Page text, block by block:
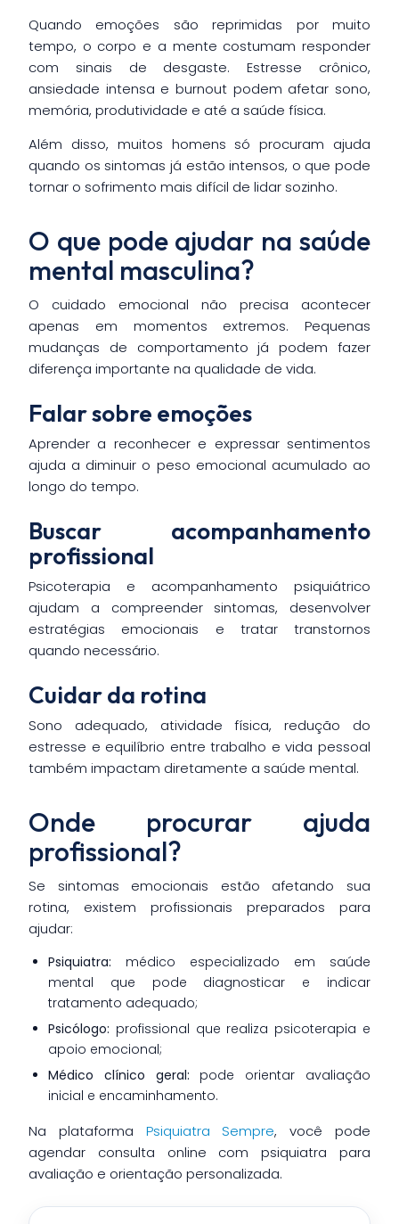
Quando emoções são reprimidas por muito
tempo, o corpo e a mente costumam responder
com sinais de desgaste. Estresse crônico,
ansiedade intensa e burnout podem afetar sono,
memória, produtividade e até a saúde física.
Além disso, muitos homens só procuram ajuda
quando os sintomas já estão intensos, o que pode
tornar o sofrimento mais difícil de lidar sozinho.
O que pode ajudar na saúde
mental masculina?
O cuidado emocional não precisa acontecer
apenas em momentos extremos. Pequenas
mudanças de comportamento já podem fazer
diferença importante na qualidade de vida.
Falar sobre emoções
Aprender a reconhecer e expressar sentimentos
ajuda a diminuir o peso emocional acumulado ao
longo do tempo.
Buscar acompanhamento
profissional
Psicoterapia e acompanhamento psiquiátrico
ajudam a compreender sintomas, desenvolver
estratégias emocionais e tratar transtornos
quando necessário.
Cuidar da rotina
Sono adequado, atividade física, redução do
estresse e equilíbrio entre trabalho e vida pessoal
também impactam diretamente a saúde mental.
Onde procurar ajuda
profissional?
Se sintomas emocionais estão afetando sua
rotina, existem profissionais preparados para
ajudar:
Psiquiatra: médico especializado em saúde
mental que pode diagnosticar e indicar
tratamento adequado;
Psicólogo: profissional que realiza psicoterapia e
apoio emocional;
Médico clínico geral: pode orientar avaliação
inicial e encaminhamento.
Na plataforma Psiquiatra Sempre, você pode
agendar consulta online com psiquiatra para
avaliação e orientação personalizada.